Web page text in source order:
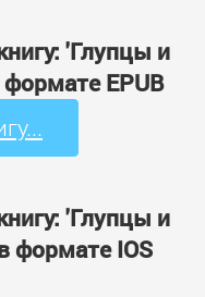
'Глупцы и
EPUB
'Глупцы и
формате IOS